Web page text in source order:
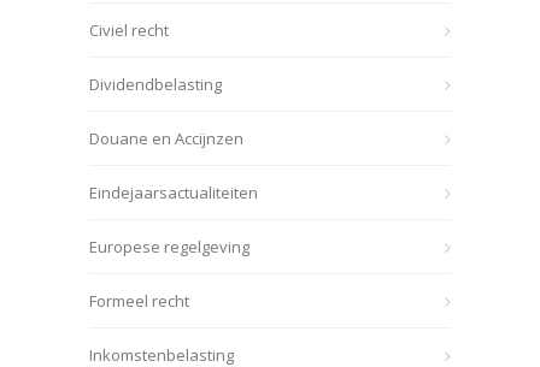
Civiel recht
Dividendbelasting
Douane en Accijnzen
Eindejaarsactualiteiten
Europese regelgeving
Formeel recht
Inkomstenbelasting